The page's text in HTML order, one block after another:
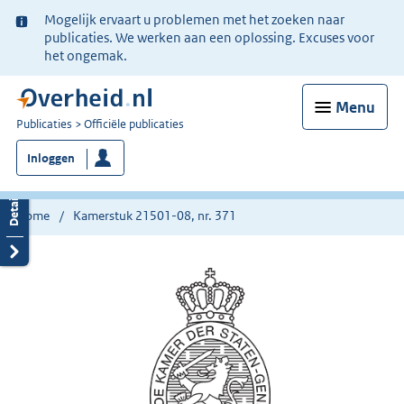
Ter
informatie:
Mogelijk ervaart u problemen met het zoeken naar
publicaties. We werken aan een oplossing. Excuses voor
het ongemak.
Menu
U
bent
nu
hier:
Publicaties Officiële publicaties
Inloggen
Home Kamerstuk 21501-08, nr. 371